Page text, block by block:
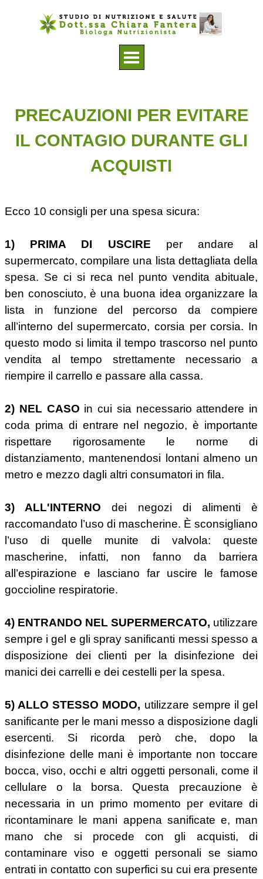
Salta menù
PRECAUZIONI PER EVITARE
IL CONTAGIO DURANTE GLI
ACQUISTI
Ecco 10 consigli per una spesa sicura:
1) PRIMA DI USCIRE per andare al
supermercato, compilare una lista dettagliata della
spesa. Se ci si reca nel punto vendita abituale,
ben conosciuto, è una buona idea organizzare la
lista in funzione del percorso da compiere
all’interno del supermercato, corsia per corsia. In
questo modo si limita il tempo trascorso nel punto
vendita al tempo strettamente necessario a
riempire il carrello e passare alla cassa.
2) NEL CASO in cui sia necessario attendere in
coda prima di entrare nel negozio, è importante
rispettare rigorosamente le norme di
distanziamento, mantenendosi lontani almeno un
metro e mezzo dagli altri consumatori in fila.
3) ALL'INTERNO dei negozi di alimenti è
raccomandato l’uso di mascherine. È sconsigliano
l’uso di quelle munite di valvola: queste
mascherine, infatti, non fanno da barriera
all’espirazione e lasciano far uscire le famose
goccioline respiratorie.
4) ENTRANDO NEL SUPERMERCATO, utilizzare
sempre i gel e gli spray sanificanti messi spesso a
disposizione dei clienti per la disinfezione dei
manici dei carrelli e dei cestelli per la spesa.
5) ALLO STESSO MODO, utilizzare sempre il gel
sanificante per le mani messo a disposizione dagli
esercenti. Si ricorda però che, dopo la
disinfezione delle mani è importante non toccare
bocca, viso, occhi e altri oggetti personali, come il
cellulare o la borsa. Questa precauzione è
necessaria in un primo momento per evitare di
ricontaminare le mani appena sanificate e, man
mano che si procede con gli acquisti, di
contaminare viso e oggetti personali se siamo
entrati in contatto con superfici su cui era presente